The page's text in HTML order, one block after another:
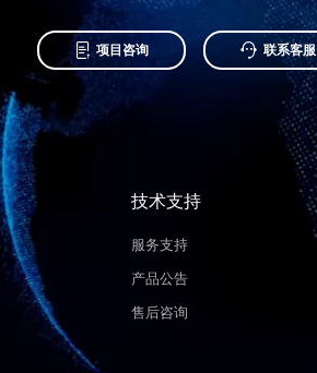
 项目咨询  联系客服
技术支持
服务支持
产品公告
售后咨询